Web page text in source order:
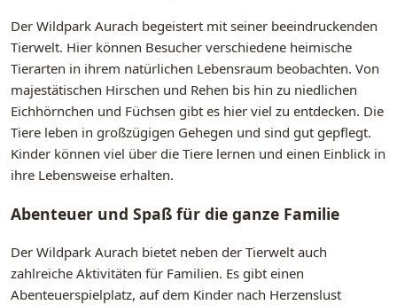
Der Wildpark Aurach begeistert mit seiner beeindruckenden
Tierwelt. Hier können Besucher verschiedene heimische
Tierarten in ihrem natürlichen Lebensraum beobachten. Von
majestätischen Hirschen und Rehen bis hin zu niedlichen
Eichhörnchen und Füchsen gibt es hier viel zu entdecken. Die
Tiere leben in großzügigen Gehegen und sind gut gepflegt.
Kinder können viel über die Tiere lernen und einen Einblick in
ihre Lebensweise erhalten.
Abenteuer und Spaß für die ganze Familie
Der Wildpark Aurach bietet neben der Tierwelt auch
zahlreiche Aktivitäten für Familien. Es gibt einen
Abenteuerspielplatz, auf dem Kinder nach Herzenslust